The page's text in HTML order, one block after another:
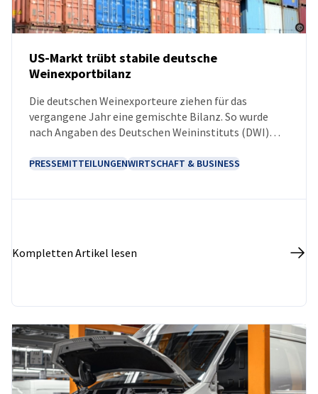
US-Markt trübt stabile deutsche
Weinexportbilanz
Die deutschen Weinexporteure ziehen für das
vergangene Jahr eine gemischte Bilanz. So wurde
nach Angaben des Deutschen Weininstituts (DWI)
Wein exportiert als im Vorjahr, andererseits sank der
PRESSEMITTEILUNGENWIRTSCHAFT & BUSINESS
Kompletten Artikel lesen